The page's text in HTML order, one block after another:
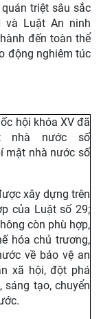
triệt sâu sắc
và Luật An ninh
đến toàn thể
động nghiêm túc
hội khóa XV đã
nhà nước số
mật nhà nước số
xây dựng trên
của Luật số 29;
còn phù hợp,
hóa chủ trương,
về bảo vệ an
xã hội, đột phá
tạo, chuyển